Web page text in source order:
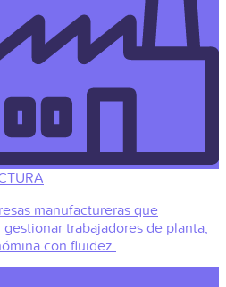
manufactureras que
gestionar trabajadores de planta,
con fluidez.